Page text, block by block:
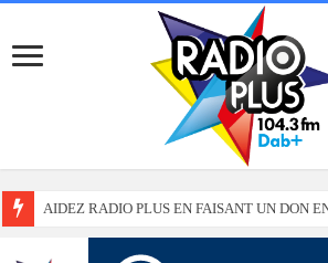
AIDEZ RADIO PLUS EN FAISANT UN DON